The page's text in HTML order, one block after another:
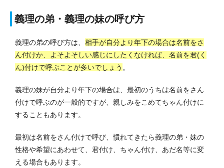
義理の弟・義理の妹の呼び方
義理の弟の呼び方は、 相手が自分より年下の場合は名前をさ
ん付けか、よそよそしい感じにしたくなければ、名前を君(く
ん)付けで呼ぶことが多いでしょう 。
義理の妹が自分より年下の場合は、最初のうちは名前をさん
付けで呼ぶのが一般的ですが、親しみをこめてちゃん付けに
することもあります。
最初は名前をさん付けで呼び、慣れてきたら義理の弟・妹の
性格や希望にあわせて、君付け、ちゃん付け、あだ名等に変
える場合もあります。